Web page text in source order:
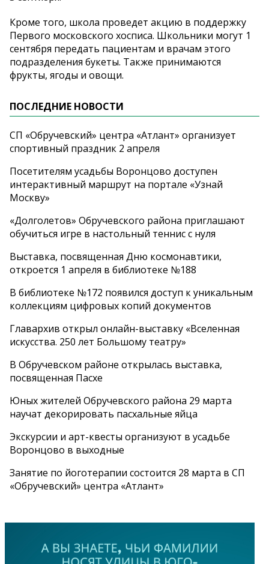
Кроме того, школа проведет акцию в поддержку
Первого московского хосписа. Школьники могут 1
сентября передать пациентам и врачам этого
подразделения букеты. Также принимаются
фрукты, ягоды и овощи.
ПОСЛЕДНИЕ НОВОСТИ
СП «Обручевский» центра «Атлант» организует
спортивный праздник 2 апреля
Посетителям усадьбы Воронцово доступен
интерактивный маршрут на портале «Узнай
Москву»
«Долголетов» Обручевского района приглашают
обучиться игре в настольный теннис с нуля
Выставка, посвященная Дню космонавтики,
откроется 1 апреля в библиотеке №188
В библиотеке №172 появился доступ к уникальным
коллекциям цифровых копий документов
Главархив открыл онлайн-выставку «Вселенная
искусства. 250 лет Большому театру»
В Обручевском районе открылась выставка,
посвященная Пасхе
Юных жителей Обручевского района 29 марта
научат декорировать пасхальные яйца
Экскурсии и арт-квесты организуют в усадьбе
Воронцово в выходные
Занятие по йоготерапии состоится 28 марта в СП
«Обручевский» центра «Атлант»